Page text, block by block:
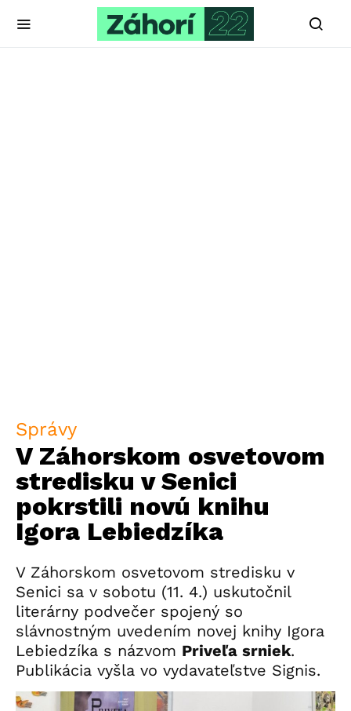
Správy
V Záhorskom osvetovom
stredisku v Senici
pokrstili novú knihu
Igora Lebiedzíka
V Záhorskom osvetovom stredisku v
Senici sa v sobotu (11. 4.) uskutočnil
literárny podvečer spojený so
slávnostným uvedením novej knihy Igora
Lebiedzíka s názvom Priveľa srniek.
Publikácia vyšla vo vydavateľstve Signis.